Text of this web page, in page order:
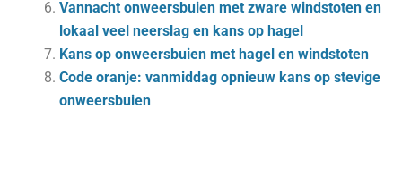
Vannacht onweersbuien met zware windstoten en
lokaal veel neerslag en kans op hagel
Kans op onweersbuien met hagel en windstoten
Code oranje: vanmiddag opnieuw kans op stevige
onweersbuien